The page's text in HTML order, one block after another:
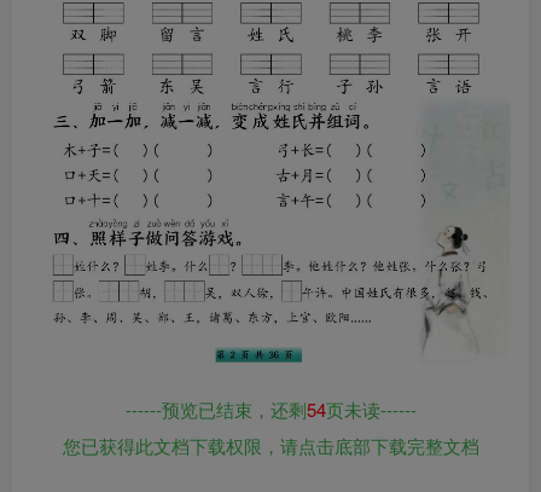
------预览已结束，还剩54页未读------
您已获得此文档下载权限，请点击底部下载完整文档